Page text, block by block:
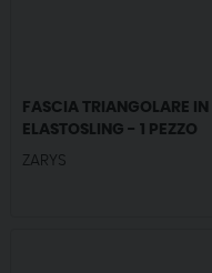
FASCIA TRIANGOLARE
ELASTOSLING - 1 PEZZO
ZARYS